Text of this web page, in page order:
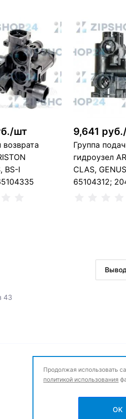
о поступлении
наличии, можно заказать
Сообщить о
Нет в
шт
возврата
BS-I
9,641
Группа
гидроузел
CLAS,
65104312;
43
Продолжая использовать
политикой использования
OK